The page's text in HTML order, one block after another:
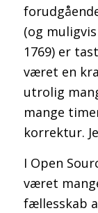
(og
1769) er
været en
utrolig
mange
korrektur.
I Open
været
fællesskab